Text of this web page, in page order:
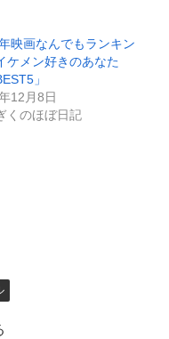
映画なんでもランキン
ケメン好きのあなた
」
12月8日
くのほぼ日記